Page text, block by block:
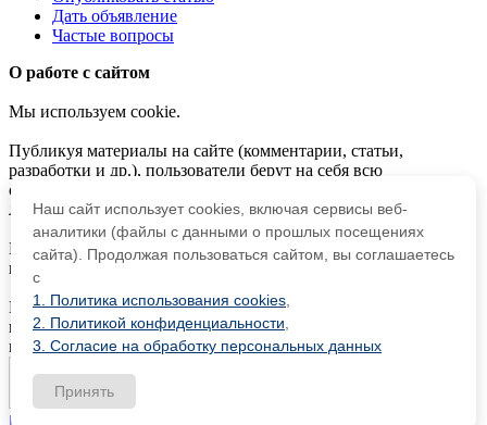
Дать объявление
Частые вопросы
О работе с сайтом
Мы используем cookie.
Публикуя материалы на сайте (комментарии, статьи,
разработки и др.), пользователи берут на себя всю
ответственность за содержание материалов и разрешение
любых спорных вопросов с третьми лицами.
При этом редакция сайта готова оказывать всяческую
поддержку как в публикации, так и других вопросах.
Если вы обнаружили, что на нашем сайте незаконно
используются материалы,сообщите администратору
материалы будут удалены.
Наш сайт использует cookies, включая сервисы веб-
аналитики (файлы с данными о прошлых посещениях
сайта). Продолжая пользоваться сайтом, вы соглашаетесь
с
1. Политика использования cookies
2. Политикой конфиденциальности
3. Согласие на обработку персональных данных
Принять